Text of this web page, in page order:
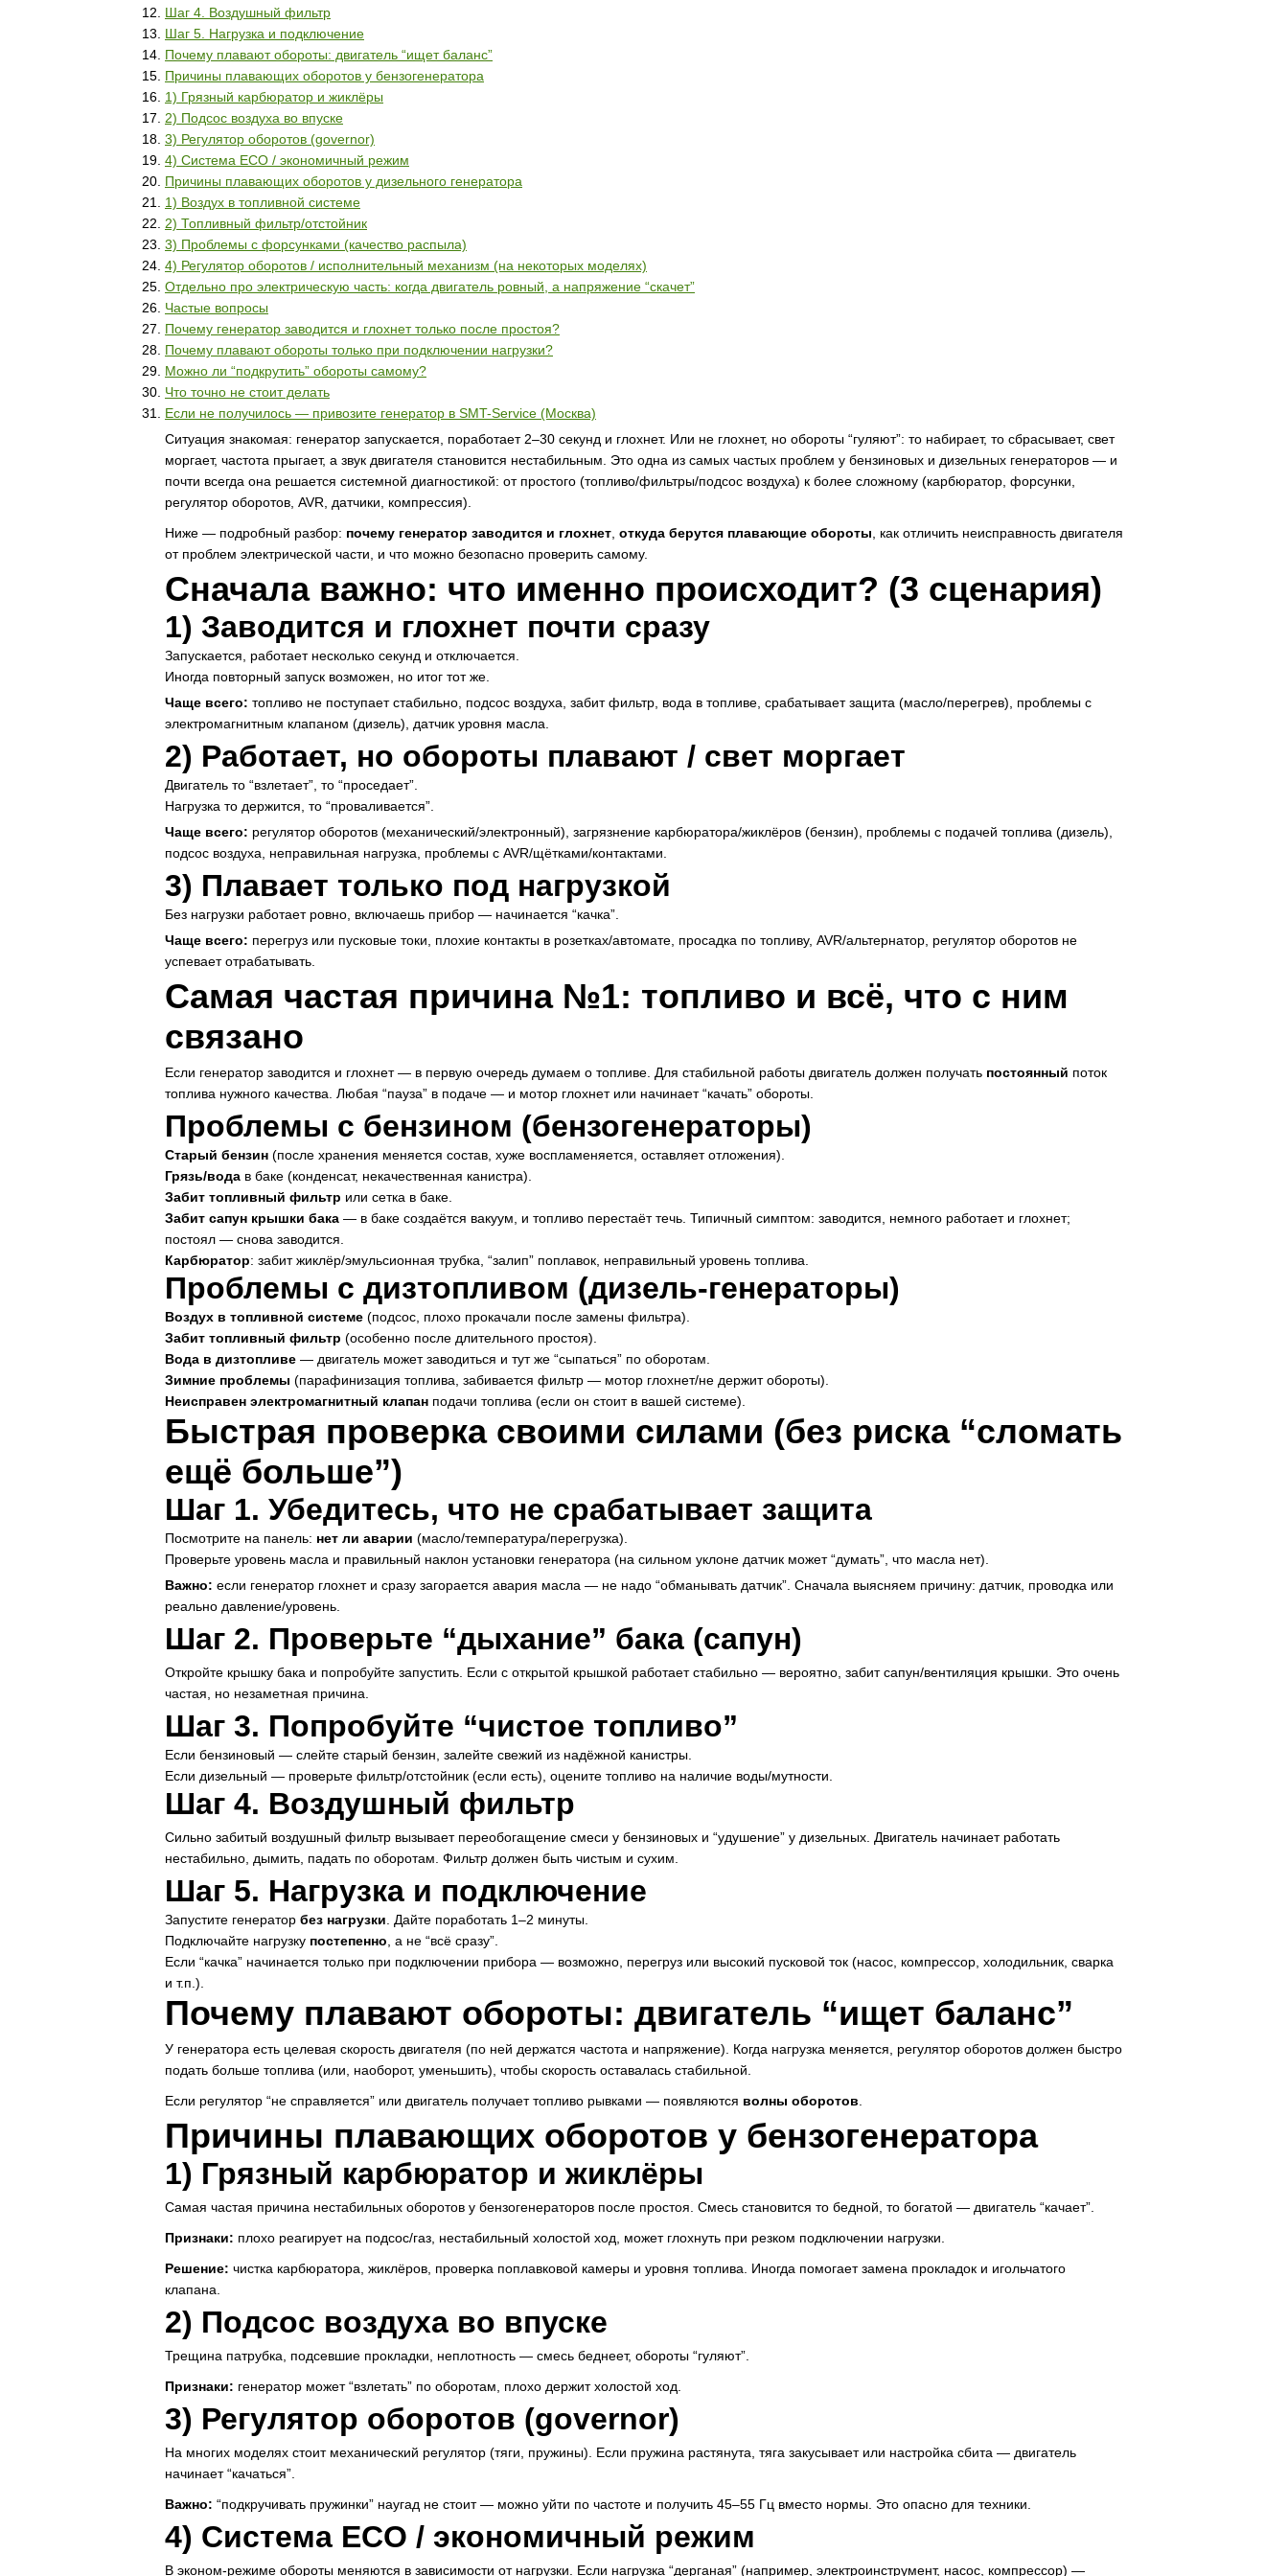
Шаг 4. Воздушный фильтр
Шаг 5. Нагрузка и подключение
Почему плавают обороты: двигатель “ищет баланс”
Причины плавающих оборотов у бензогенератора
1) Грязный карбюратор и жиклёры
2) Подсос воздуха во впуске
3) Регулятор оборотов (governor)
4) Система ECO / экономичный режим
Причины плавающих оборотов у дизельного генератора
1) Воздух в топливной системе
2) Топливный фильтр/отстойник
3) Проблемы с форсунками (качество распыла)
4) Регулятор оборотов / исполнительный механизм (на некоторых моделях)
Отдельно про электрическую часть: когда двигатель ровный, а напряжение “скачет”
Частые вопросы
Почему генератор заводится и глохнет только после простоя?
Почему плавают обороты только при подключении нагрузки?
Можно ли “подкрутить” обороты самому?
Что точно не стоит делать
Если не получилось — привозите генератор в SMT-Service (Москва)
Ситуация знакомая: генератор запускается, поработает 2–30 секунд и глохнет. Или не глохнет, но обороты “гуляют”: то набирает, то сбрасывает, свет
моргает, частота прыгает, а звук двигателя становится нестабильным. Это одна из самых частых проблем у бензиновых и дизельных генераторов — и
почти всегда она решается системной диагностикой: от простого (топливо/фильтры/подсос воздуха) к более сложному (карбюратор, форсунки,
регулятор оборотов, AVR, датчики, компрессия).
Ниже — подробный разбор: почему генератор заводится и глохнет откуда берутся плавающие обороты , как отличить неисправность двигателя
от проблем электрической части, и что можно безопасно проверить самому.
Сначала важно: что именно происходит? (3 сценария)
1) Заводится и глохнет почти сразу
Запускается, работает несколько секунд и отключается.
Иногда повторный запуск возможен, но итог тот же.
Чаще всего: топливо не поступает стабильно, подсос воздуха, забит фильтр, вода в топливе, срабатывает защита (масло/перегрев), проблемы с
электромагнитным клапаном (дизель), датчик уровня масла.
2) Работает, но обороты плавают / свет моргает
Двигатель то “взлетает”, то “проседает”.
Нагрузка то держится, то “проваливается”.
Чаще всего: регулятор оборотов (механический/электронный), загрязнение карбюратора/жиклёров (бензин), проблемы с подачей топлива (дизель),
подсос воздуха, неправильная нагрузка, проблемы с AVR/щётками/контактами.
3) Плавает только под нагрузкой
Без нагрузки работает ровно, включаешь прибор — начинается “качка”.
Чаще всего: перегруз или пусковые токи, плохие контакты в розетках/автомате, просадка по топливу, AVR/альтернатор, регулятор оборотов не
успевает отрабатывать.
Самая частая причина №1: топливо и всё, что с ним
связано
Если генератор заводится и глохнет — в первую очередь думаем о топливе. Для стабильной работы двигатель должен получать постоянный поток
топлива нужного качества. Любая “пауза” в подаче — и мотор глохнет или начинает “качать” обороты.
Проблемы с бензином (бензогенераторы)
Старый бензин (после хранения меняется состав, хуже воспламеняется, оставляет отложения).
Грязь/вода в баке (конденсат, некачественная канистра).
Забит топливный фильтр или сетка в баке.
Забит сапун крышки бака — в баке создаётся вакуум, и топливо перестаёт течь. Типичный симптом: заводится, немного работает и глохнет;
постоял — снова заводится.
Карбюратор: забит жиклёр/эмульсионная трубка, “залип” поплавок, неправильный уровень топлива.
Проблемы с дизтопливом (дизель-генераторы)
Воздух в топливной системе (подсос, плохо прокачали после замены фильтра).
Забит топливный фильтр (особенно после длительного простоя).
Вода в дизтопливе — двигатель может заводиться и тут же “сыпаться” по оборотам.
Зимние проблемы (парафинизация топлива, забивается фильтр — мотор глохнет/не держит обороты).
Неисправен электромагнитный клапан подачи топлива (если он стоит в вашей системе).
Быстрая проверка своими силами (без риска “сломать
ещё больше”)
Шаг 1. Убедитесь, что не срабатывает защита
Посмотрите на панель: нет ли аварии (масло/температура/перегрузка).
Проверьте уровень масла и правильный наклон установки генератора (на сильном уклоне датчик может “думать”, что масла нет).
Важно: если генератор глохнет и сразу загорается авария масла — не надо “обманывать датчик”. Сначала выясняем причину: датчик, проводка или
реально давление/уровень.
Шаг 2. Проверьте “дыхание” бака (сапун)
Откройте крышку бака и попробуйте запустить. Если с открытой крышкой работает стабильно — вероятно, забит сапун/вентиляция крышки. Это очень
частая, но незаметная причина.
Шаг 3. Попробуйте “чистое топливо”
Если бензиновый — слейте старый бензин, залейте свежий из надёжной канистры.
Если дизельный — проверьте фильтр/отстойник (если есть), оцените топливо на наличие воды/мутности.
Шаг 4. Воздушный фильтр
Сильно забитый воздушный фильтр вызывает переобогащение смеси у бензиновых и “удушение” у дизельных. Двигатель начинает работать
нестабильно, дымить, падать по оборотам. Фильтр должен быть чистым и сухим.
Шаг 5. Нагрузка и подключение
Запустите генератор без нагрузки . Дайте поработать 1–2 минуты.
Подключайте нагрузку постепенно , а не “всё сразу”.
Если “качка” начинается только при подключении прибора — возможно, перегруз или высокий пусковой ток (насос, компрессор, холодильник, сварка
и т.п.).
Почему плавают обороты: двигатель “ищет баланс”
У генератора есть целевая скорость двигателя (по ней держатся частота и напряжение). Когда нагрузка меняется, регулятор оборотов должен быстро
подать больше топлива (или, наоборот, уменьшить), чтобы скорость оставалась стабильной.
Если регулятор “не справляется” или двигатель получает топливо рывками — появляются волны оборотов
Причины плавающих оборотов у бензогенератора
1) Грязный карбюратор и жиклёры
Самая частая причина нестабильных оборотов у бензогенераторов после простоя. Смесь становится то бедной, то богатой — двигатель “качает”.
Признаки: плохо реагирует на подсос/газ, нестабильный холостой ход, может глохнуть при резком подключении нагрузки.
Решение: чистка карбюратора, жиклёров, проверка поплавковой камеры и уровня топлива. Иногда помогает замена прокладок и игольчатого
клапана.
2) Подсос воздуха во впуске
Трещина патрубка, подсевшие прокладки, неплотность — смесь беднеет, обороты “гуляют”.
Признаки: генератор может “взлетать” по оборотам, плохо держит холостой ход.
3) Регулятор оборотов (governor)
На многих моделях стоит механический регулятор (тяги, пружины). Если пружина растянута, тяга закусывает или настройка сбита — двигатель
начинает “качаться”.
Важно: “подкручивать пружинки” наугад не стоит — можно уйти по частоте и получить 45–55 Гц вместо нормы. Это опасно для техники.
4) Система ECO / экономичный режим
В эконом-режиме обороты меняются в зависимости от нагрузки. Если нагрузка “дерганая” (например, электроинструмент, насос, компрессор) —